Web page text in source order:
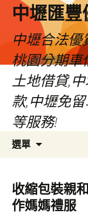
中壢匯
中壢合法優
桃園分期車
土地借貸,
款,中壢免
等服務!
選單
容
區
收縮包裝親
作媽媽禮服